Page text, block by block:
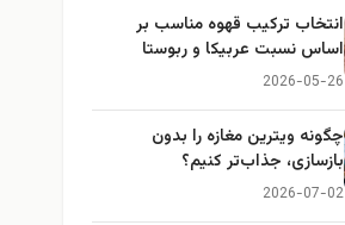
انتخاب ترکیب قهوه مناسب بر
اساس نسبت عربیکا و ربوستا
2026-05-26
چگونه ویترین مغازه را بدون
بازسازی، جذاب‌تر کنیم؟
2026-07-02